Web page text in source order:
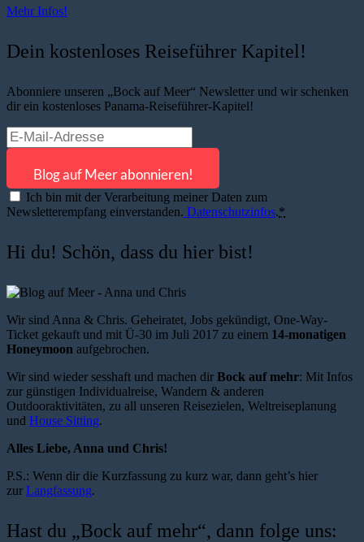
Mehr Infos!
Dein kostenloses Reiseführer Kapitel!
Abonniere unseren „Bock auf Meer“ Newsletter und wir schenken
dir ein kostenloses Panama-Reiseführer-Kapitel!
Ich bin mit der Verarbeitung meiner Daten zum
Newsletterempfang einverstanden. Datenschutzinfos.*
Hi du! Schön, dass du hier bist!
Wir sind Anna & Chris. Geheiratet, Jobs gekündigt, One-Way-
Ticket gekauft und mit Ü-30 im Juli 2017 zu einem 14-monatigen
Honeymoon aufgebrochen.
Wir sind wieder sesshaft und machen dir Bock auf mehr: Mit Infos
zur günstigen Individualreise, Wandern & anderen
Outdooraktivitäten, zu all unseren Reisezielen, Weltreiseplanung
und House Sitting.
Alles Liebe, Anna und Chris!
P.S.: Wenn dir die Kurzfassung zu kurz war, dann geht’s hier
zur Langfassung.
Hast du „Bock auf mehr“, dann folge uns: